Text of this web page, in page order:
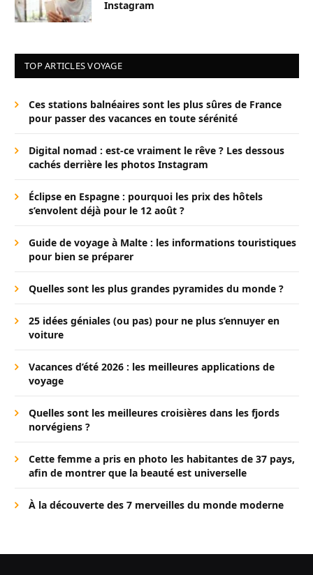
Instagram
TOP ARTICLES VOYAGE
Ces stations balnéaires sont les plus sûres de France
pour passer des vacances en toute sérénité
Digital nomad : est-ce vraiment le rêve ? Les dessous
cachés derrière les photos Instagram
Éclipse en Espagne : pourquoi les prix des hôtels
s’envolent déjà pour le 12 août ?
Guide de voyage à Malte : les informations touristiques
pour bien se préparer
Quelles sont les plus grandes pyramides du monde ?
25 idées géniales (ou pas) pour ne plus s’ennuyer en
voiture
Vacances d’été 2026 : les meilleures applications de
voyage
Quelles sont les meilleures croisières dans les fjords
norvégiens ?
Cette femme a pris en photo les habitantes de 37 pays,
afin de montrer que la beauté est universelle
À la découverte des 7 merveilles du monde moderne